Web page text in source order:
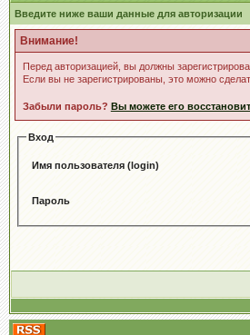
Введите ниже ваши данные для авторизации
Внимание!
Перед авторизацией, вы должны
Если вы не зарегистрированы, это можно
Забыли пароль? Вы можете его
Вход
Имя пользователя (login)
Пароль